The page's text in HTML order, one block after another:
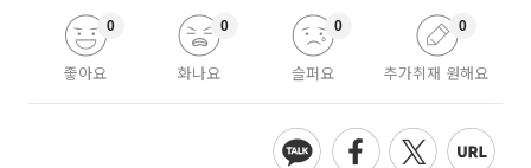
좋아요
0
화나요
0
슬퍼요
0
추가취재 원해요
0